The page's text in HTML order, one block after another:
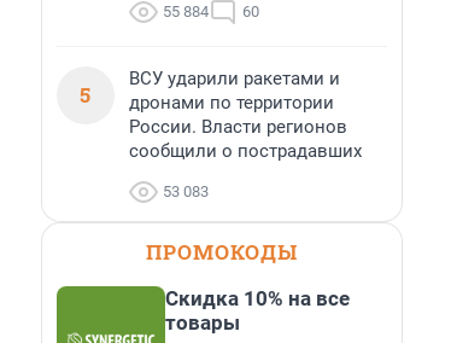
55 884 60
5
ВСУ ударили ракетами и
дронами по территории
России. Власти регионов
сообщили о пострадавших
53 083
ПРОМОКОДЫ
Скидка 10% на все
товары